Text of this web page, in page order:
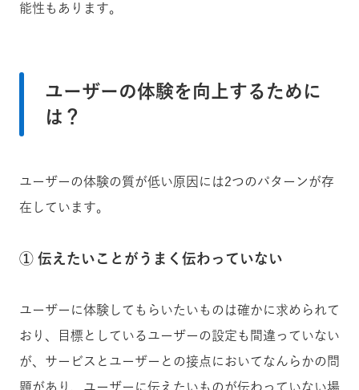
能性もあります。
ユーザーの体験を向上するために
は？
ユーザーの体験の質が低い原因には2つのパターンが存
在しています。
① 伝えたいことがうまく伝わっていない
ユーザーに体験してもらいたいものは確かに求められて
おり、目標としているユーザーの設定も間違っていない
が、サービスとユーザーとの接点においてなんらかの問
題があり、ユーザーに伝えたいものが伝わっていない場